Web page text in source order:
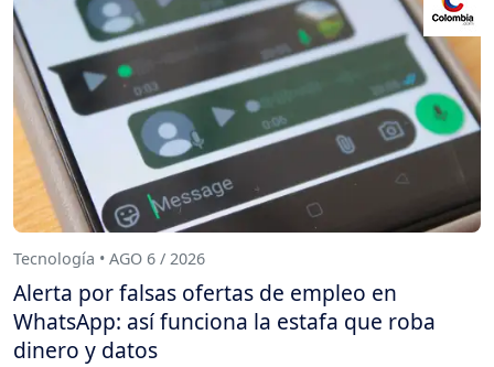
Tecnología • AGO 6 / 2026
Alerta por falsas ofertas de empleo en
WhatsApp: así funciona la estafa que roba
dinero y datos